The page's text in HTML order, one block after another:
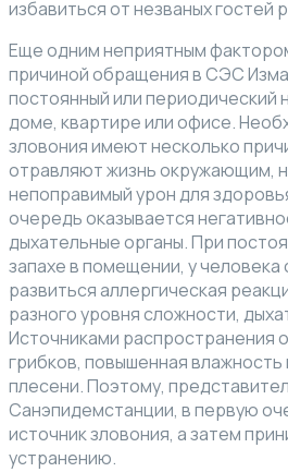
избавиться от незваных гостей
Еще одним неприятным
причиной обращения в СЭС
постоянный или периодический
доме, квартире или офисе.
зловония имеют несколько
отравляют жизнь окружающим,
непоправимый урон для
очередь оказывается
дыхательные органы. При
запахе в помещении, у
развиться аллергическая
разного уровня сложности,
Источниками распространения
грибков, повышенная влажность
плесени. Поэтому,
Санэпидемстанции, в первую
источник зловония, а затем
устранению.